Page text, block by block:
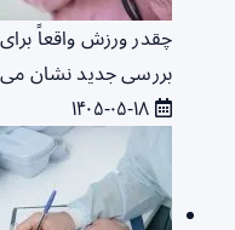
چقدر ورزش واقعاً
بررسی جدید نشان می‌دهد تقریباً ۹